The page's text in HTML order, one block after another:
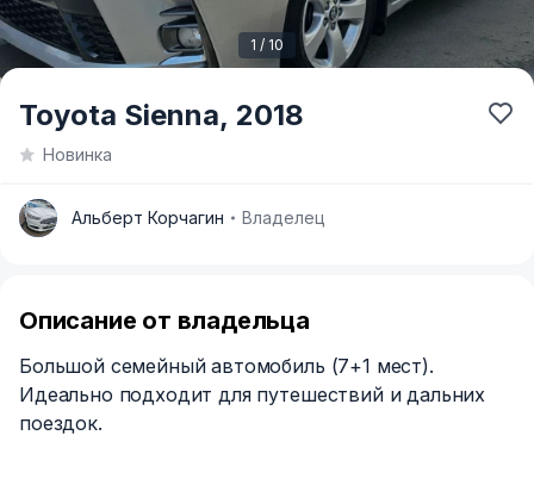
Item
1 / 10
Toyota Sienna, 2018
Новинка
А Альберт Корчагин Владелец
Описание от владельца
Большой семейный автомобиль (7+1 мест).
Идеально подходит для путешествий и дальних
поездок.